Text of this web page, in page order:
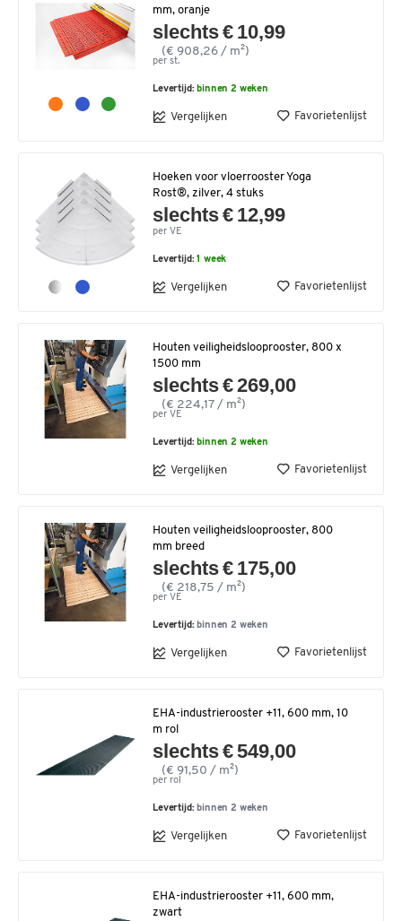
mm, oranje
slechts € 10,99
(€ 908,26 / m²)
per st.
Levertijd:binnen 2 weken
Vergelijken Favorietenlijst
Hoeken voor vloerrooster Yoga
Rost®, zilver, 4 stuks
slechts € 12,99
per VE
Levertijd:1 week
Vergelijken Favorietenlijst
Houten veiligheidslooprooster, 800 x
1500 mm
slechts € 269,00
(€ 224,17 / m²)
per VE
Levertijd:binnen 2 weken
Vergelijken Favorietenlijst
Houten veiligheidslooprooster, 800
mm breed
slechts € 175,00
(€ 218,75 / m²)
per VE
Levertijd:binnen 2 weken
Vergelijken Favorietenlijst
EHA-industrierooster +11, 600 mm, 10
m rol
slechts € 549,00
(€ 91,50 / m²)
per rol
Levertijd:binnen 2 weken
Vergelijken Favorietenlijst
EHA-industrierooster +11, 600 mm,
zwart